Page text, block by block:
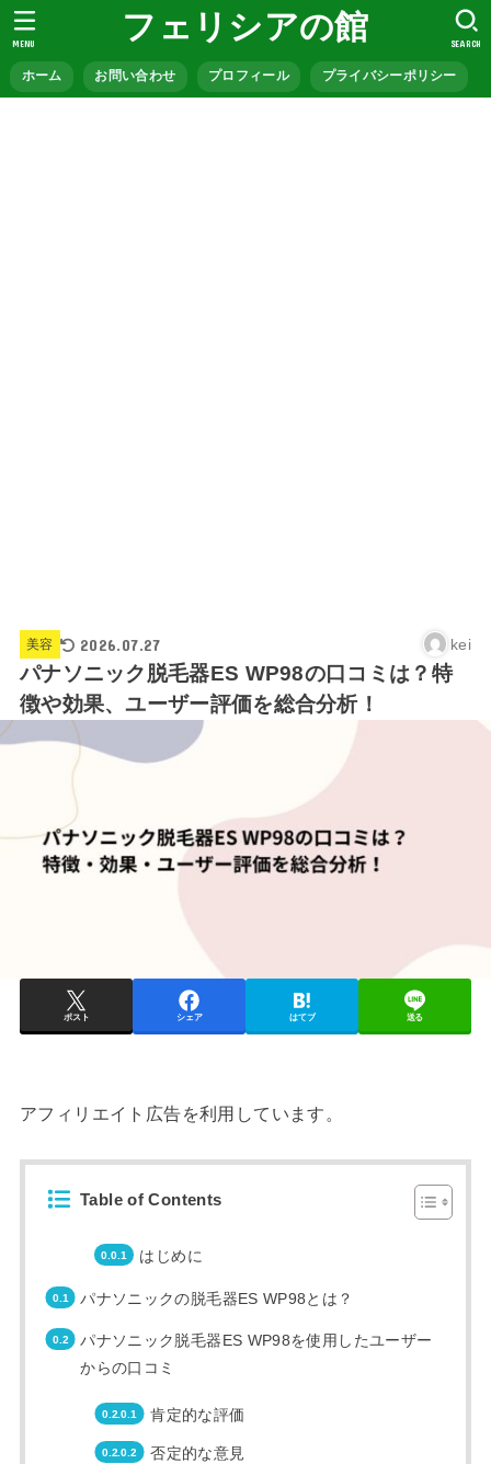
フェリシアの館
ホーム お問い合わせ プロフィール プライバシーポリシー
SEARCH
MENU
美容 2026.07.27 kei
パナソニック脱毛器ES WP98の口コミは？特
徴や効果、ユーザー評価を総合分析！
ポスト シェア はてブ 送る
アフィリエイト広告を利用しています。
Table of Contents
はじめに
パナソニックの脱毛器ES WP98とは？
パナソニック脱毛器ES WP98を使用したユーザー
からの口コミ
肯定的な評価
否定的な意見